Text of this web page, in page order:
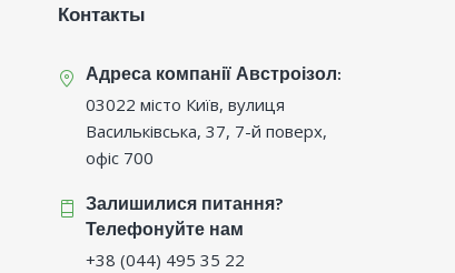
Контакты
Адреса компанії Австроізол:
03022 місто Київ, вулиця
Васильківська, 37, 7-й поверх,
офіс 700
Залишилися питання?
Телефонуйте нам
+38 (044) 495 35 22